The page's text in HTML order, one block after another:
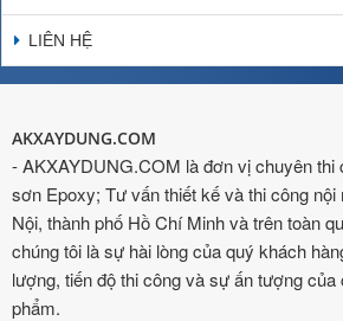
LIÊN HỆ
AKXAYDUNG.COM
- AKXAYDUNG.COM là đơn vị chuyên thi
sơn Epoxy; Tư vấn thiết kế và thi công nội
Nội, thành phố Hồ Chí Minh và trên toàn
chúng tôi là sự hài lòng của quý khách
lượng, tiến độ thi công và sự ấn tượng của
phẩm.